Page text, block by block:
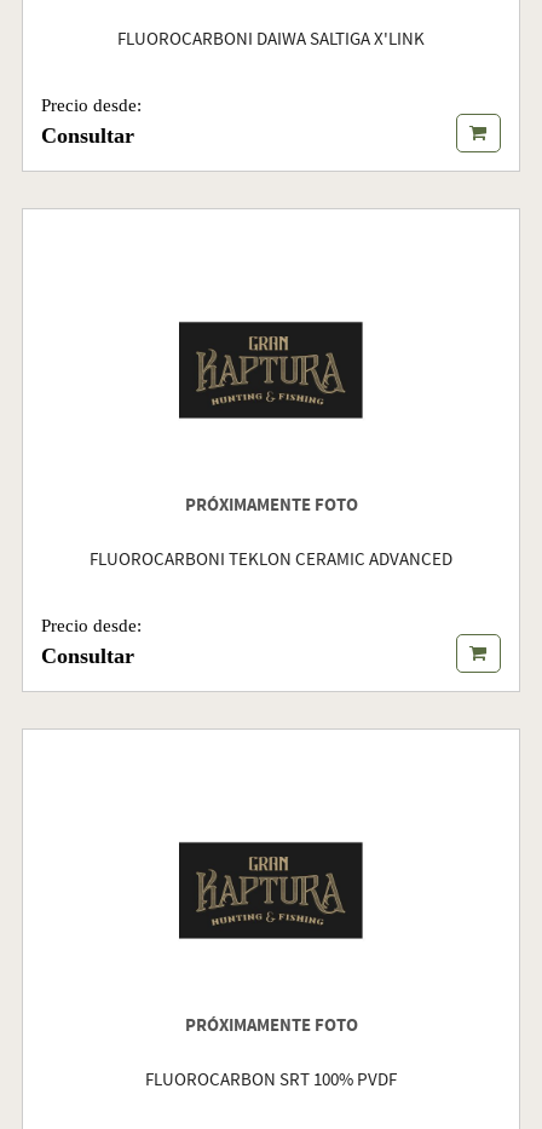
FLUOROCARBONI DAIWA SALTIGA X'LINK
Precio desde:
Consultar
PRÓXIMAMENTE FOTO
FLUOROCARBONI TEKLON CERAMIC ADVANCED
Precio desde:
Consultar
PRÓXIMAMENTE FOTO
FLUOROCARBON SRT 100% PVDF